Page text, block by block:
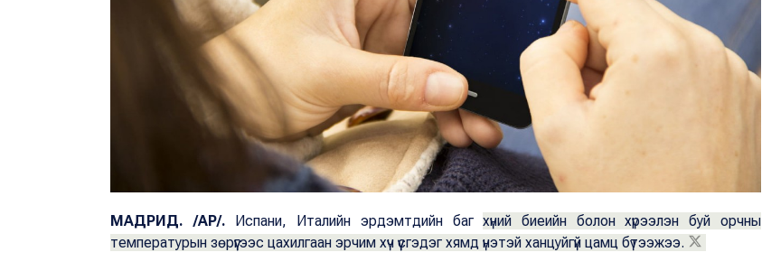
МАДРИД. /АР/. Испани, Италийн эрдэмтдийн багхүний биеийн болон хүрээлэн буй орчны
температурын зөрүүгээс цахилгаан эрчим хүч үүсгэдэг хямд үнэтэй ханцуйгүй цамц бүтээжээ.